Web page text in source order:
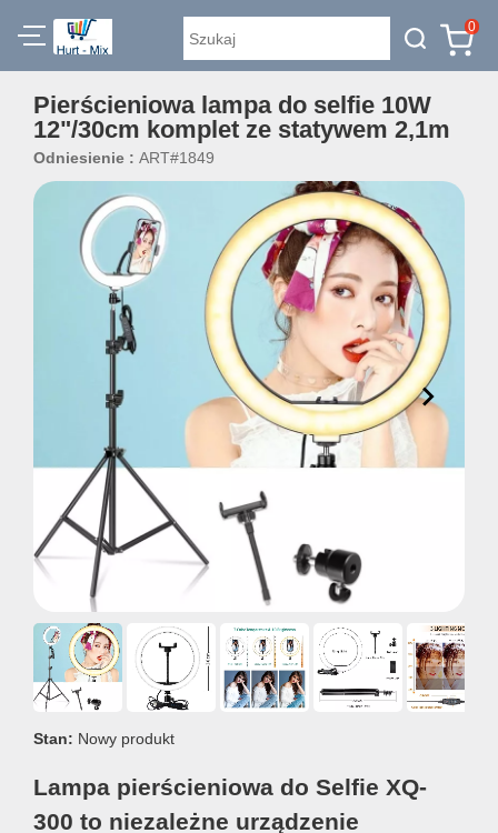
0
Pierścieniowa lampa do selfie 10W
12"/30cm komplet ze statywem 2,1m
Odniesienie : ART#1849
Stan: Nowy produkt
Lampa pierścieniowa do Selfie XQ-
300 to niezależne urządzenie